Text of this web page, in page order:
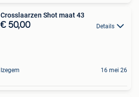
Crosslaarzen Shot maat 43
€ 50,00 Details
Izegem 16 mei 26